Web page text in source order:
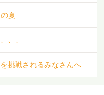
夏
、、
挑戦されるみなさんへ